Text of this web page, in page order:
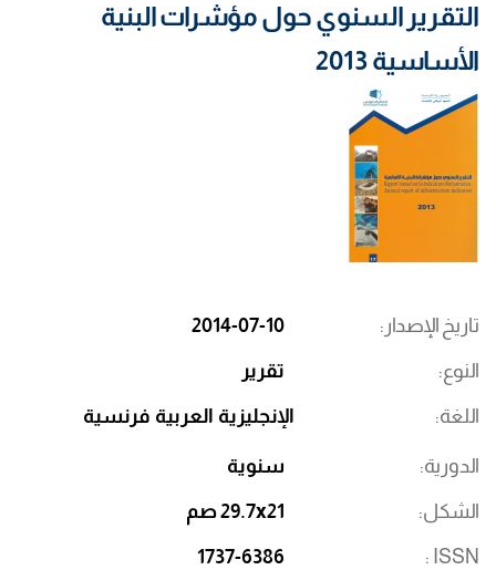
التقرير السنوي حول مؤشرات البنية
الأساسية 2013
تاريخ الإصدار 2014-07-10
النوع تقرير
اللغة الإنجليزية العربية فرنسية
الدورية سنوية
الشكل 29.7x21 صم
ISSN
1737-6386